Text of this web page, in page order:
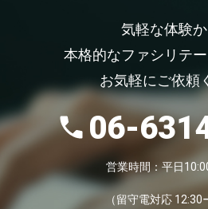
気軽な体験か
本格的なファシリテ
お気軽にご依頼
06-
営業時間：平日
（留守電対応 12:30